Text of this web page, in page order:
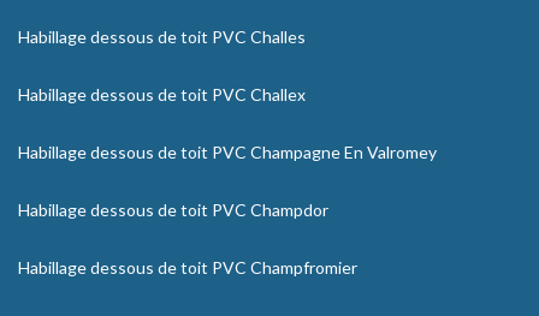
Habillage dessous de toit PVC Challes
Habillage dessous de toit PVC Challex
Habillage dessous de toit PVC Champagne En Valromey
Habillage dessous de toit PVC Champdor
Habillage dessous de toit PVC Champfromier